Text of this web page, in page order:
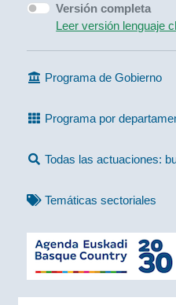
Versión completa
Leer versión lenguaje
Programa de Gobierno
Programa por
Todas las actuaciones:
Temáticas sectoriales